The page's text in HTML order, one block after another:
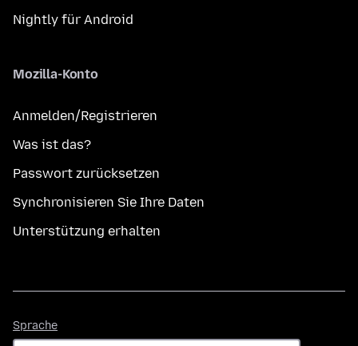
Nightly für Android
Mozilla-Konto
Anmelden/Registrieren
Was ist das?
Passwort zurücksetzen
Synchronisieren Sie Ihre Daten
Unterstützung erhalten
Sprache